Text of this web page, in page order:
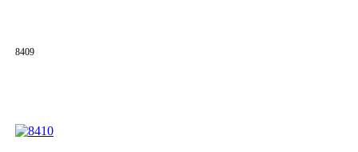
8409